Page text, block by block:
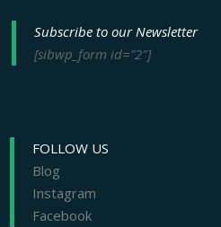
Subscribe to our Newsletter
[sibwp_form id=”2″]
FOLLOW US
Blog
Instagram
Facebook